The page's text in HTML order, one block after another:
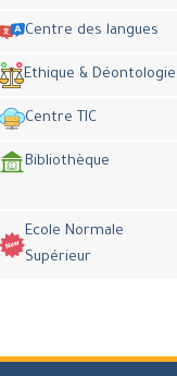
Centre des langues
Ethique & Déontologie
Centre TIC
Bibliothèque
Ecole Normale
Supérieur